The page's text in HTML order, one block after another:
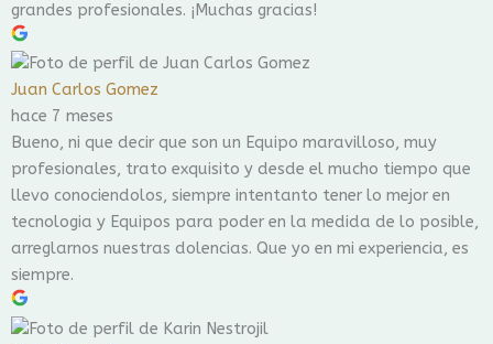
grandes profesionales. ¡Muchas gracias!
Juan Carlos Gomez
hace 7 meses
Bueno, ni que decir que son un Equipo maravilloso, muy
profesionales, trato exquisito y desde el mucho tiempo que
llevo conociendolos, siempre intentanto tener lo mejor en
tecnologia y Equipos para poder en la medida de lo posible,
arreglarnos nuestras dolencias. Que yo en mi experiencia, es
siempre.